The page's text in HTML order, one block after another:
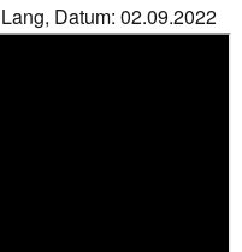
Datum: 02.09.2022